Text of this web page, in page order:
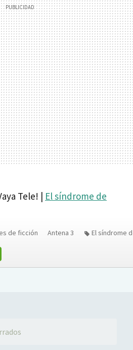
Tele! | El síndrome de
de ficción Antena 3 El síndrome